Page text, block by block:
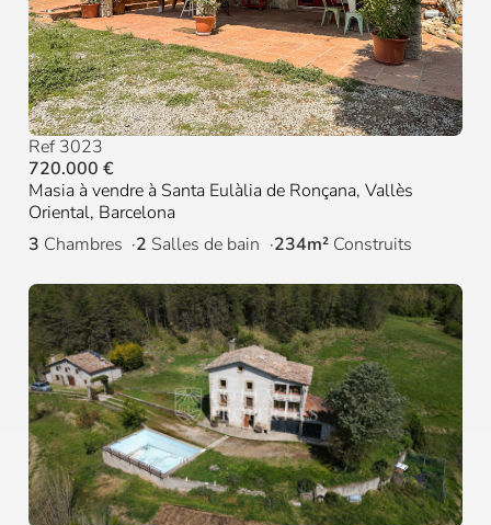
Ref 3023
720.000 €
Masia à vendre à Santa Eulàlia de Ronçana, Vallès
Oriental, Barcelona
3 Chambres 2 Salles de bain 234m² Construits